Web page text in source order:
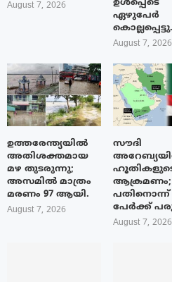
August 7, 2026
ഉൾപ്പെടെ
ഏഴുപേർ
കൊല്ലപ്പെട്ടു.
August 7, 2026
ഉത്തരേന്ത്യയിൽ
അതിശക്തമായ
മഴ തുടരുന്നു;
അസമിൽ മാത്രം
മരണം 97 ആയി.
August 7, 2026
സൗദി
ആക്രമണം;
പതിനൊന്ന്
പേർക്ക്
August 7, 2026